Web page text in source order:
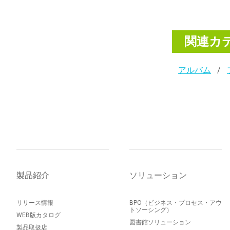
関連カ
アルバム
製品紹介
リリース情報
WEB版カタログ
製品取扱店
ソリューション
BPO（ビジネス・プロセス・アウ
トソーシング）
図書館ソリューション